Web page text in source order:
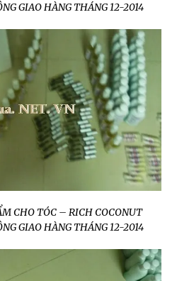
GIAO HÀNG THÁNG 12-2014
CHO TÓC – RICH COCONUT
GIAO HÀNG THÁNG 12-2014